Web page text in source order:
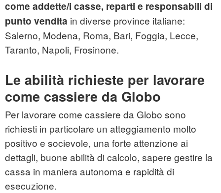
come addette/i casse, reparti e responsabili di
punto vendita in diverse province italiane:
Salerno, Modena, Roma, Bari, Foggia, Lecce,
Taranto, Napoli, Frosinone.
Le abilità richieste per lavorare
come cassiere da Globo
Per lavorare come cassiere da Globo sono
richiesti in particolare un atteggiamento molto
positivo e socievole, una forte attenzione ai
dettagli, buone abilità di calcolo, sapere gestire la
cassa in maniera autonoma e rapidità di
esecuzione.